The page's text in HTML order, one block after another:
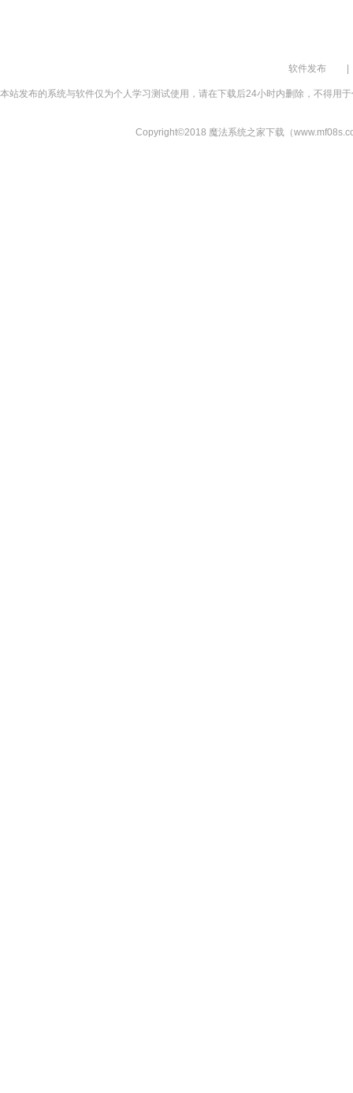
软件发布
本站发布的系统与软件仅为个人学习测试使用，请在下载后24小时内删除，不得用
Copyright©2018 魔法系统之家下载（